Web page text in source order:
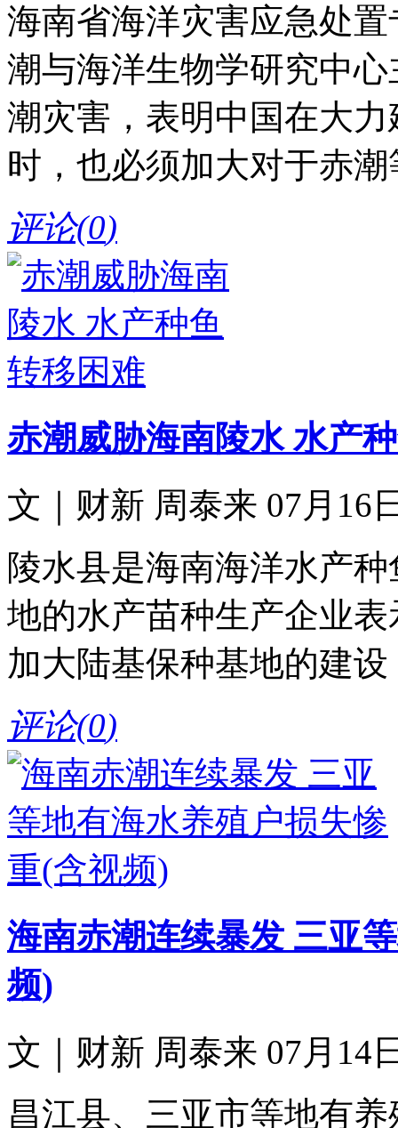
海南省海洋灾害应急处
潮与海洋生物学研究中
潮灾害，表明中国在大
时，也必须加大对于赤
评论(0)
赤潮威胁海南陵水 水产
文｜财新 周泰来 07月16
陵水县是海南海洋水产
地的水产苗种生产企业
加大陆基保种基地的建设
评论(0)
海南赤潮连续暴发 三亚
频)
文｜财新 周泰来 07月14
昌江县、三亚市等地有